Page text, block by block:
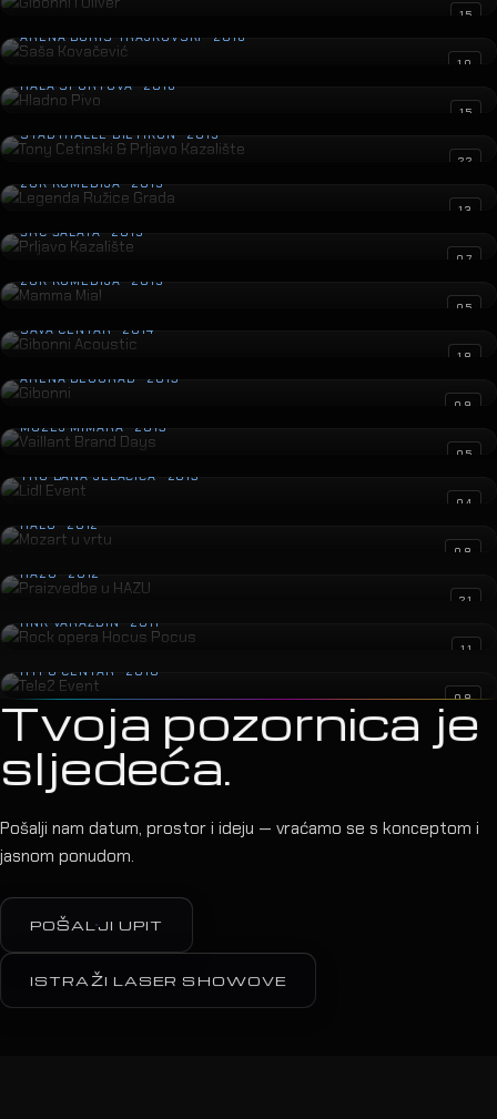
15
Saša Kovačević
ARENA BORIS TRAJKOVSKI · 2016
10
Hladno Pivo
HALA SPORTOVA · 2016
15
Tony Cetinski & Prljavo Kazalište
STADTHALLE DIETIKON · 2015
22
Legenda Ružice Grada
ZGK KOMEDIJA · 2015
13
Prljavo Kazalište
ŠRC ŠALATA · 2015
07
Mamma Mia!
ZGK KOMEDIJA · 2015
05
Gibonni Acoustic
SAVA CENTAR · 2014
18
Gibonni
ARENA BEOGRAD · 2013
09
Vaillant Brand Days
MUZEJ MIMARA · 2013
05
Lidl Event
TRG BANA JELAČIĆA · 2013
04
Mozart u vrtu
HALU · 2012
08
Praizvedbe u HAZU
HAZU · 2012
21
Rock opera Hocus Pocus
HNK VARAŽDIN · 2011
11
Tele2 Event
HYPO CENTAR · 2010
08
Tvoja pozornica je
sljedeća.
Pošalji nam datum, prostor i ideju — vraćamo se s konceptom i
jasnom ponudom.
POŠALJI UPIT
ISTRAŽI LASER SHOWOVE